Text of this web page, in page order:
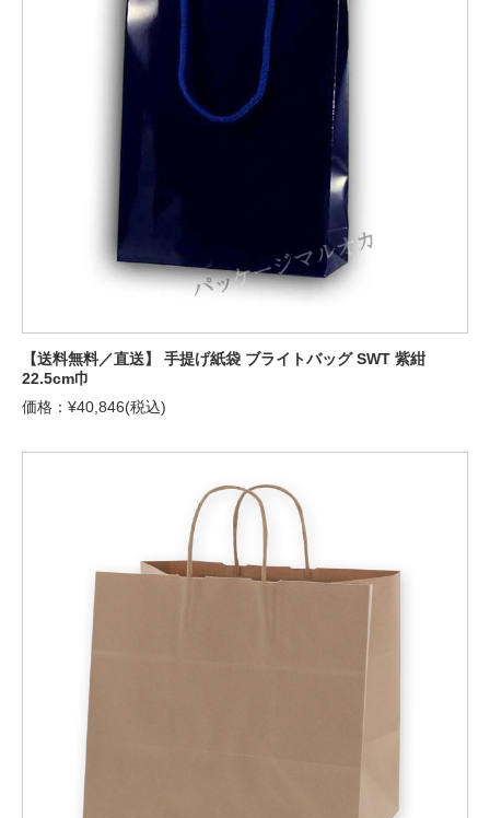
【送料無料／直送】 手提げ紙袋 ブライトバッグ SWT 紫紺
22.5cm巾
価格：¥40,846(税込)